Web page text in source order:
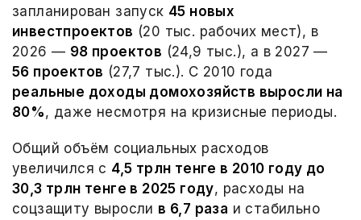
запланирован запуск 45 новых
инвестпроектов (20 тыс. рабочих мест), в
2026 — 98 проектов (24,9 тыс.), а в 2027 —
56 проектов (27,7 тыс.). С 2010 года
реальные доходы домохозяйств выросли на
80%, даже несмотря на кризисные периоды.
Общий объём социальных расходов
увеличился с 4,5 трлн тенге в 2010 году до
30,3 трлн тенге в 2025 году, расходы на
соцзащиту выросли в 6,7 раза и стабильно